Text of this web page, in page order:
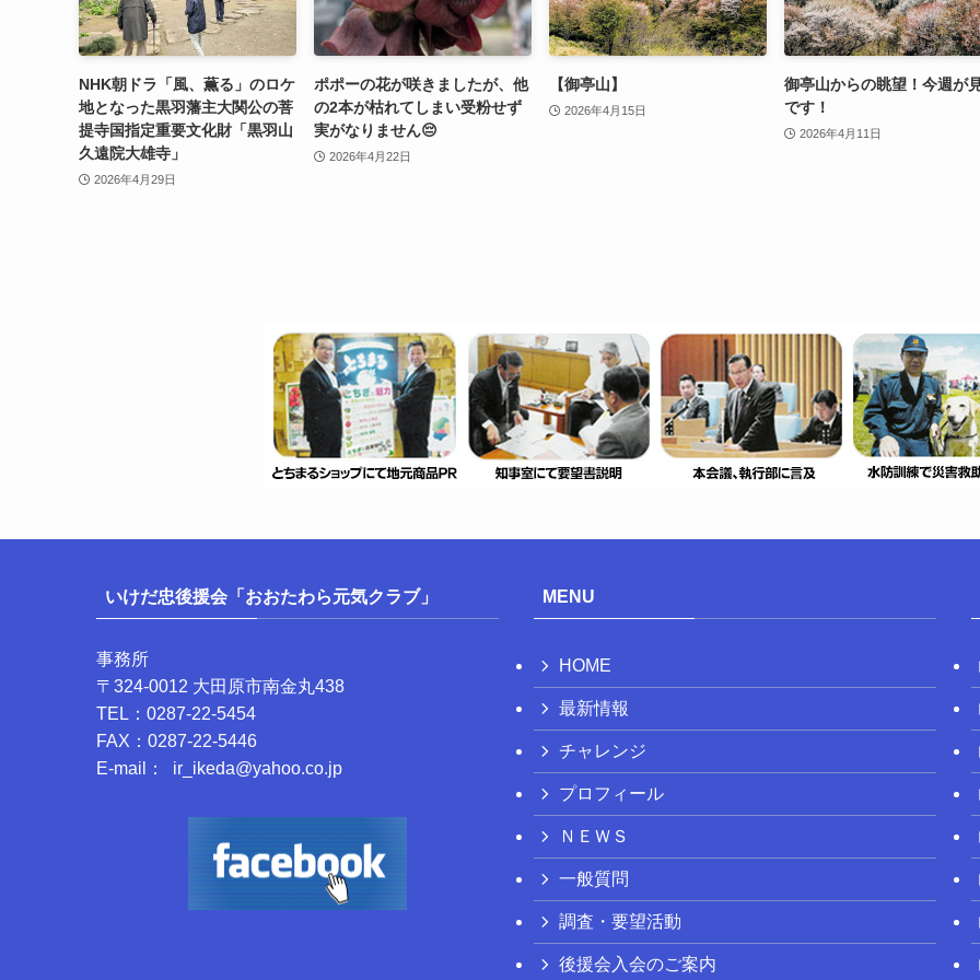
NHK朝ドラ「風、薫る」のロケ
地となった黒羽藩主大関公の菩
提寺国指定重要文化財「黒羽山
久遠院大雄寺」
2026年4月29日
ポポーの花が咲きましたが、他
の2本が枯れてしまい受粉せず
実がなりません😔
2026年4月22日
【御亭山】
2026年4月15日
御亭山からの眺望！今週が
です！
2026年4月11日
いけだ忠後援会「おおたわら元気クラブ」
事務所
〒324-0012 大田原市南金丸438
TEL：0287-22-5454
FAX：0287-22-5446
E-mail： ir_ikeda@yahoo.co.jp
MENU
HOME
最新情報
チャレンジ
プロフィール
ＮＥＷＳ
一般質問
調査・要望活動
後援会入会のご案内